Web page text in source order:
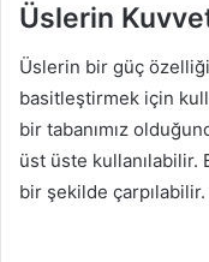
Üslerin
Üslerin bir güç
basitleştirmek için
bir tabanımız
üst üste kullanılabilir.
bir şekilde çarpılabilir.